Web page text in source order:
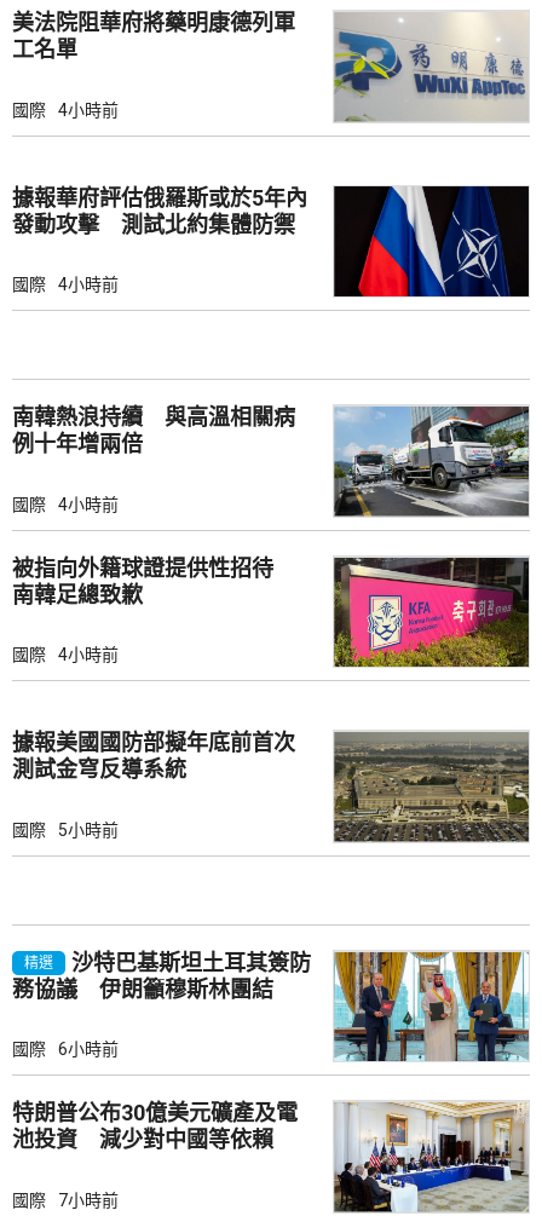
美法院阻華府將藥明康德列軍
工名單
國際 4小時前
據報華府評估俄羅斯或於5年內
發動攻擊 測試北約集體防禦
國際 4小時前
南韓熱浪持續 與高溫相關病
例十年增兩倍
國際 4小時前
被指向外籍球證提供性招待
南韓足總致歉
國際 4小時前
據報美國國防部擬年底前首次
測試金穹反導系統
國際 5小時前
精選
沙特巴基斯坦土耳其簽防
務協議 伊朗籲穆斯林團結
國際 6小時前
特朗普公布30億美元礦產及電
池投資 減少對中國等依賴
國際 7小時前